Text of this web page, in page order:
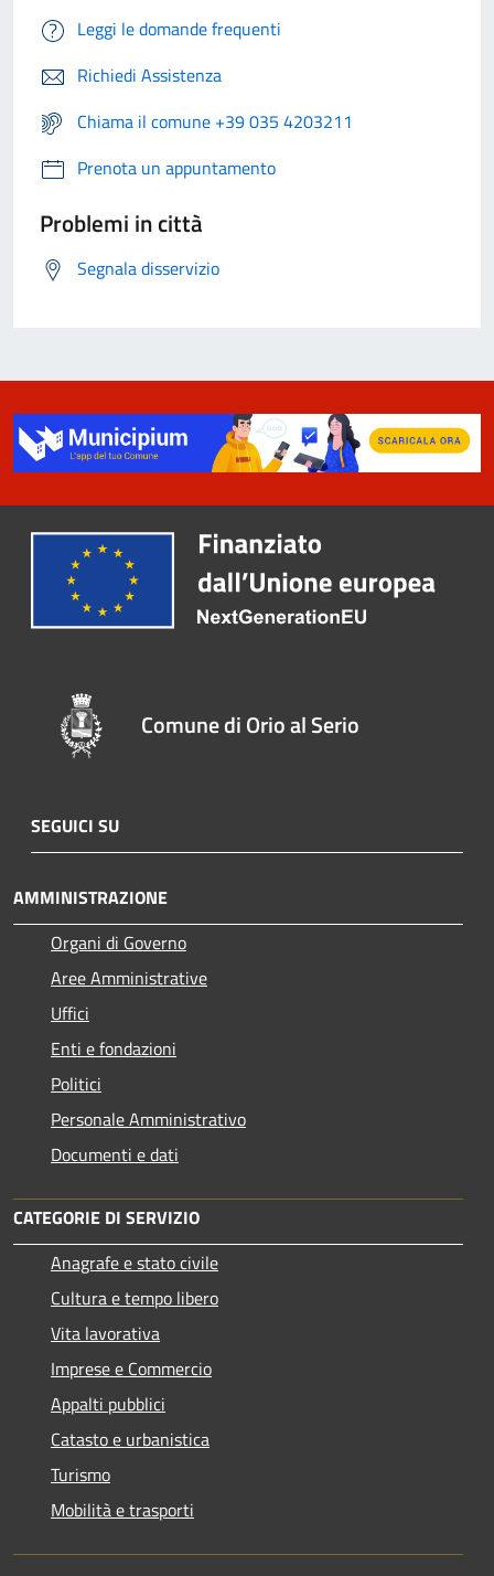
Leggi le domande frequenti
Richiedi Assistenza
Chiama il comune +39 035 4203211
Prenota un appuntamento
Problemi in città
Segnala disservizio
Comune di Orio al Serio
SEGUICI SU
AMMINISTRAZIONE
Organi di Governo
Aree Amministrative
Uffici
Enti e fondazioni
Politici
Personale Amministrativo
Documenti e dati
CATEGORIE DI SERVIZIO
Anagrafe e stato civile
Cultura e tempo libero
Vita lavorativa
Imprese e Commercio
Appalti pubblici
Catasto e urbanistica
Turismo
Mobilità e trasporti